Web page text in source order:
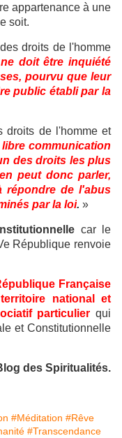
appartenance à une
soit.
droits de l'homme
doit être inquiété
pourvu que leur
public établi par la
droits de l'homme et
libre communication
des droits les plus
peut donc parler,
répondre de l'abus
par la loi. »
car le
République renvoie
Française
national et
particulier qui
et Constitutionnelle
des Spiritualités.
#Méditation #Rêve
#Transcendance